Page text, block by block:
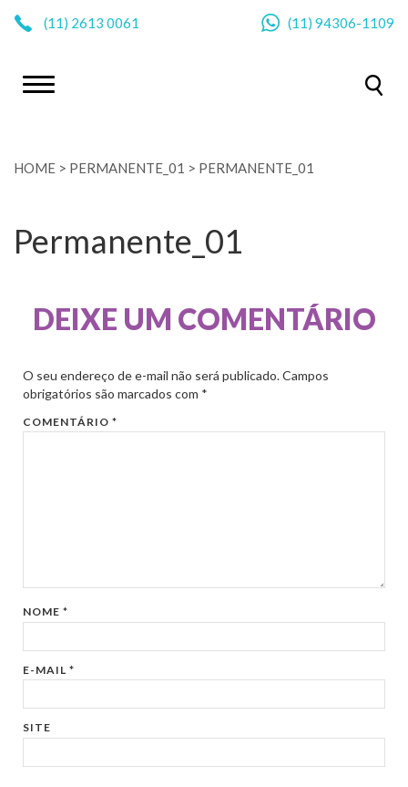
(11) 2613 0061 (11) 94306-1109
HOME > PERMANENTE_01 > PERMANENTE_01
Permanente_01
DEIXE UM COMENTÁRIO
O seu endereço de e-mail não será publicado. Campos
obrigatórios são marcados com *
COMENTÁRIO*
NOME*
E-MAIL*
SITE